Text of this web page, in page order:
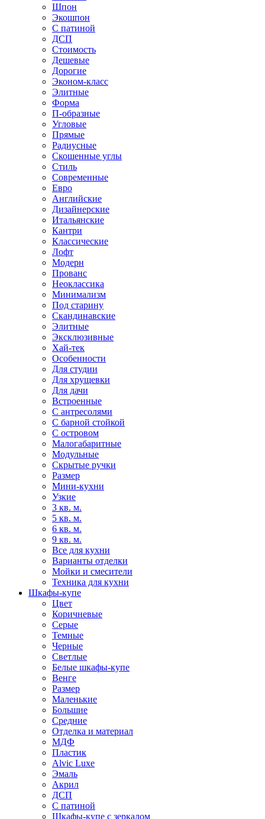
Шпон
Экошпон
С патиной
ДСП
Стоимость
Дешевые
Дорогие
Эконом-класс
Элитные
Форма
П-образные
Угловые
Прямые
Радиусные
Скошенные углы
Стиль
Современные
Евро
Английские
Дизайнерские
Итальянские
Кантри
Классические
Лофт
Модерн
Прованс
Неоклассика
Минимализм
Под старину
Скандинавские
Элитные
Эксклюзивные
Хай-тек
Особенности
Для студии
Для хрущевки
Для дачи
Встроенные
С антресолями
С барной стойкой
С островом
Малогабаритные
Модульные
Скрытые ручки
Размер
Мини-кухни
Узкие
3 кв. м.
5 кв. м.
6 кв. м.
9 кв. м.
Все для кухни
Варианты отделки
Мойки и смесители
Техника для кухни
Шкафы-купе
Цвет
Коричневые
Серые
Темные
Черные
Светлые
Белые шкафы-купе
Венге
Размер
Маленькие
Большие
Средние
Отделка и материал
МДФ
Пластик
Alvic Luxe
Эмаль
Акрил
ДСП
С патиной
Шкафы-купе с зеркалом